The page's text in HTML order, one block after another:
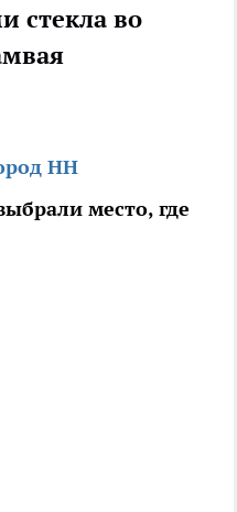
стекла во
НН
место, где